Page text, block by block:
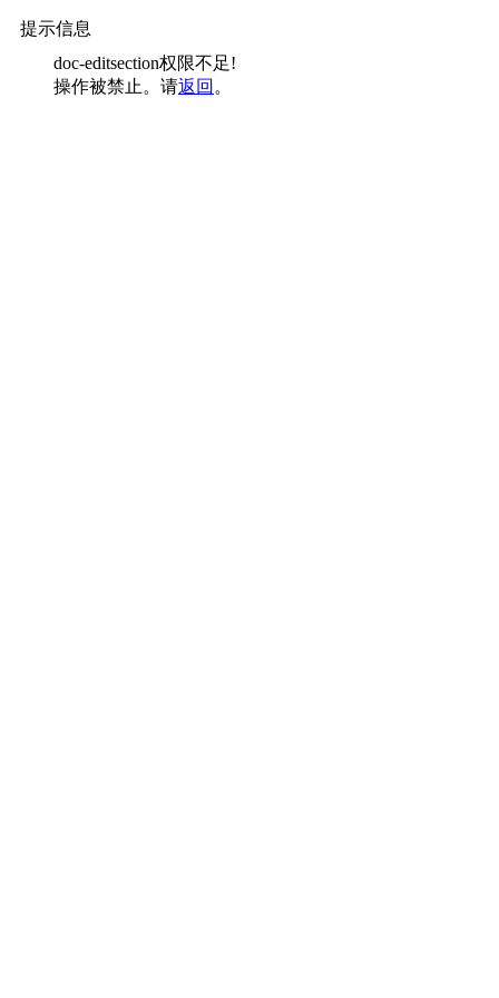
提示信息
doc-editsection权限不足!
操作被禁止。请返回 。